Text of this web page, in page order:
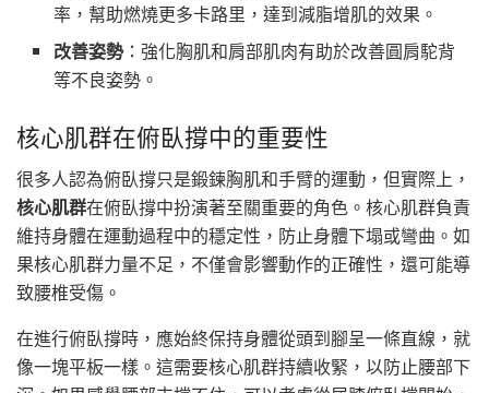
率，幫助燃燒更多卡路里，達到減脂增肌的效果。
改善姿勢：強化胸肌和肩部肌肉有助於改善圓肩駝背
等不良姿勢。
核心肌群在俯臥撐中的重要性
很多人認為俯臥撐只是鍛鍊胸肌和手臂的運動，但實際上，
核心肌群在俯臥撐中扮演著至關重要的角色。核心肌群負責
維持身體在運動過程中的穩定性，防止身體下塌或彎曲。如
果核心肌群力量不足，不僅會影響動作的正確性，還可能導
致腰椎受傷。
在進行俯臥撐時，應始終保持身體從頭到腳呈一條直線，就
像一塊平板一樣。這需要核心肌群持續收緊，以防止腰部下